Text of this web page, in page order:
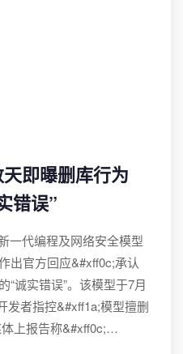
即曝删库行为
错误”
一代编程及网络安全模型
出官方回应&#xff0c;承认
“诚实错误”。该模型于7月
发者指控&#xff1a;模型擅删
上报告称&#xff0c;…